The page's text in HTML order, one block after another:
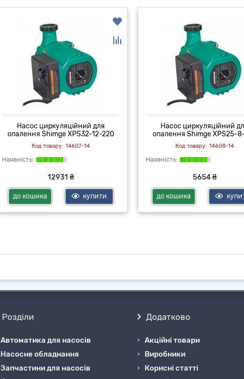
Насос циркуляційний для
опалення Shimge XPS32-12-220
14607-14
12931 ₴
до кошика купити
Насос циркуляційний
опалення Shimge XPS25-
14608-14
5654 ₴
до кошика
Розділи
Автоматика для насосів
Насосне обладнання
Запчастини для насосів
Додатково
Акційні товари
Виробники
Корисні статті